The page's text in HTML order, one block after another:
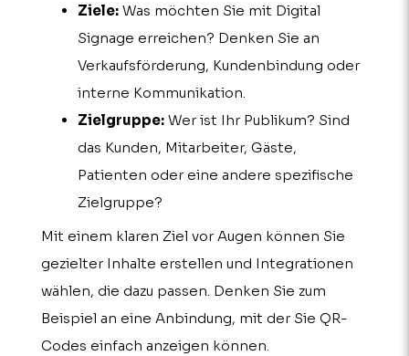
Ziele:Was möchten Sie mit Digital
Signage erreichen? Denken Sie an
Verkaufsförderung, Kundenbindung oder
interne Kommunikation.
Zielgruppe:Wer ist Ihr Publikum? Sind
das Kunden, Mitarbeiter, Gäste,
Patienten oder eine andere spezifische
Zielgruppe?
Mit einem klaren Ziel vor Augen können Sie
gezielter Inhalte erstellen und Integrationen
wählen, die dazu passen. Denken Sie zum
Beispiel an eine Anbindung, mit der Sie QR-
Codes einfach anzeigen können.